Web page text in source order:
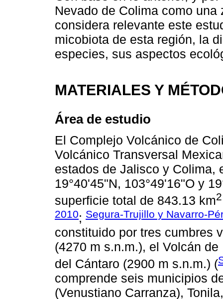
Nevado de Colima como
considera relevante este
micobiota de esta región, la
especies, sus aspectos
MATERIALES Y
Área de estudio
El Complejo Volcánico de
Volcánico Transversal
estados de Jalisco y Colima,
19°40'45"N, 103°49'16"O y
superficie total de 843.13 km2
2010; Segura-Trujillo y Navarro-
constituido por tres cumbres
(4270 m s.n.m.), el Volcán
del Cántaro (2900 m s.n.m.) (
comprende seis municipios
(Venustiano Carranza),